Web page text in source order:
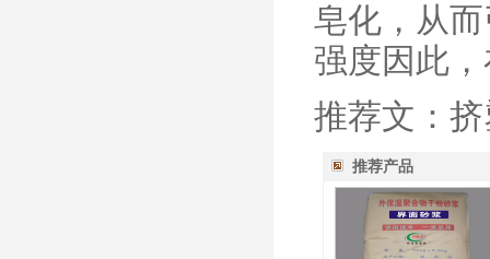
皂化，从
强度因此
推荐文：
推荐产品